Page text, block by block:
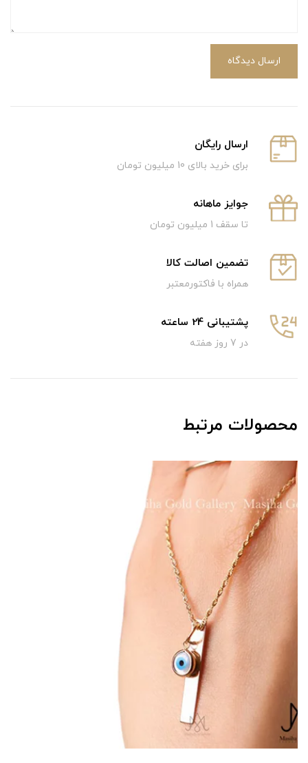
ارسال دیدگاه
ارسال رایگان
برای خرید بالای 10 میلیون تومان
جوایز ماهانه
تا سقف 1 میلیون تومان
تضمین اصالت کالا
همراه با فاکتورمعتبر
پشتیبانی 24 ساعته
در 7 روز هفته
محصولات مرتبط